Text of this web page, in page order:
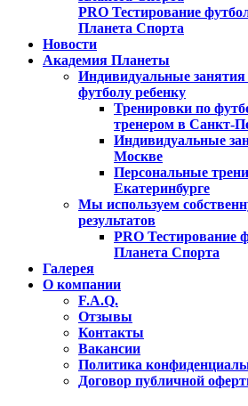
PRO Тестирование
Планета Спорта
Новости
Академия Планеты
Индивидуальные
футболу ребенку
Тренировки по
тренером в Санкт-
Индивидуальные
Москве
Персональные
Екатеринбурге
Мы используем
результатов
PRO Тестирование
Планета Спорта
Галерея
О компании
F.A.Q.
Отзывы
Контакты
Вакансии
Политика
Договор публичной